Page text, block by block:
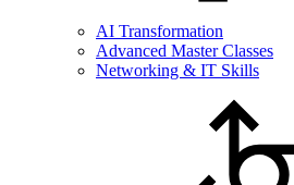
AI Transformation
Advanced Master Classes
Networking & IT Skills